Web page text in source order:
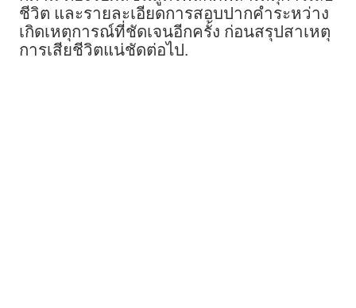
ชีวิต และรายละเอียดการสอบปากคำระหว่าง
เกิดเหตุการณ์ที่ชัดเจนอีกครั้ง ก่อนสรุปสาเหตุ
การเสียชีวิตแน่ชัดต่อไป.